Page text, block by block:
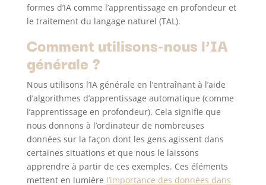
formes d’IA comme l’apprentissage en profondeur et
le traitement du langage naturel (TAL).
Comment utilisons-nous l’IA
générale ?
Nous utilisons l’IA générale en l’entraînant à l’aide
d’algorithmes d’apprentissage automatique (comme
l’apprentissage en profondeur). Cela signifie que
nous donnons à l’ordinateur de nombreuses
données sur la façon dont les gens agissent dans
certaines situations et que nous le laissons
apprendre à partir de ces exemples. Ces éléments
mettent en lumière l’importance des données dans